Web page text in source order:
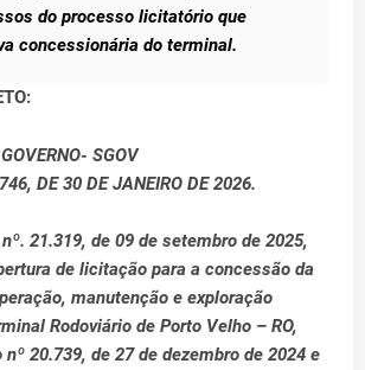
do processo licitatório que
concessionária do terminal.
SGOV
DE 30 DE JANEIRO DE 2026.
21.319, de 09 de setembro de 2025,
de licitação para a concessão da
manutenção e exploração
Rodoviário de Porto Velho – RO,
20.739, de 27 de dezembro de 2024 e